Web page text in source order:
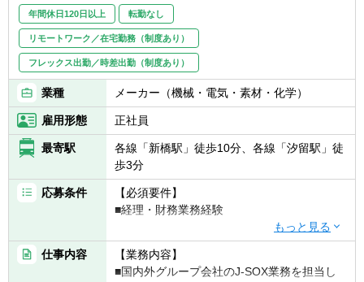
【ポジションの魅力・やりがい・キャリアパ
ス】
・単体売上2兆円以上、グローバル連結売上
10兆円の舵取り役として、日立グループ約
600社の財務戦略を企画立案します。
・会計という分析軸を通じて事業を把握し、
打ち手を探る事業の現場で得た経験を糧に、
専門スキルを伸ばせます。
・伝統的に財務部門の裁量や権限があり、
CFOとの距離も近く、グローバルな経営に最
も近いところで、数値発信や英語も交えた議
論を通じて貢献していきます。
・日立の経理財務部門の育成方針はマルチキ
ャリアパスであり、3～5年を目安に業務や部
をローテーションしながら、スキルの幅を広
げていただきます。
す。
【当社の魅力】
■当社は主に断熱材やガスケットなど”熱や高
温のガス、蒸気を「断つ、保つ」技術”に強み
を持った製品を作っています。
■当社製品は発電、石油化学、建材、半導
体、自動車、航空宇宙等幅広い業界と取引が
あり、景気や業界不振に左右されにくい体制
が取れています。
■当社は利益率は10％・製造業の9割と取引の
ある安定企業です。リーマンショック時にも
売上に大きなへこみもなく、現在まで安定的
【働き方】
年間休日120日以上 転勤なし
リモートワーク／在宅勤務（制度あり）
フレックス出勤／時差出勤（制度あり）
業種 メーカー（機械・電気・素材・化学）
雇用形態 正社員
最寄駅
各線「新橋駅」徒歩10分、各線「汐留駅」徒
歩3分
応募条件
【必須要件】
■経理・財務業務経験
【歓迎要件】
■英語を使った業務に取り組みたい方
■経理財務に関わる資格（簿記、他）
仕事内容
【業務内容】
■国内外グループ会社のJ-SOX業務を担当し